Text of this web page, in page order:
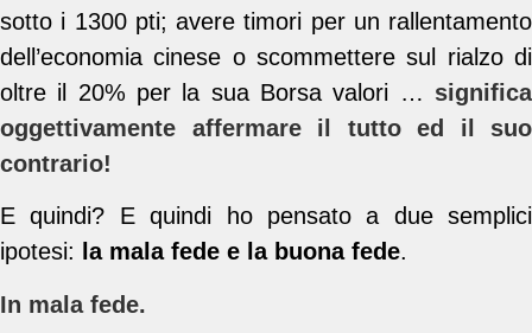
sotto i 1300 pti; avere timori per un rallentamento
dell’economia cinese o scommettere sul rialzo di
oltre il 20% per la sua Borsa valori … significa
oggettivamente affermare il tutto ed il suo
contrario!
E quindi? E quindi ho pensato a due semplici
ipotesi:
la mala fede e la buona fede.
In mala fede.